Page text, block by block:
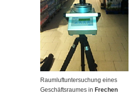
Raumluftuntersuchung eines
Geschäftsraumes in Frechen